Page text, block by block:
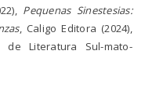
Pequenas Sinestesias:
, Caligo Editora (2024),
Literatura Sul-mato-